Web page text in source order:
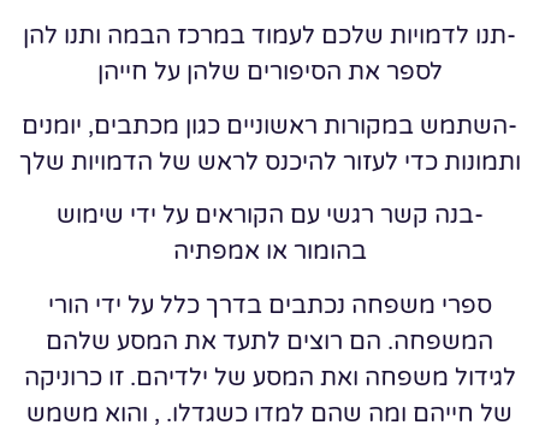
-תנו לדמויות שלכם לעמוד במרכז הבמה ותנו להן
לספר את הסיפורים שלהן על חייהן
-השתמש במקורות ראשוניים כגון מכתבים, יומנים
ותמונות כדי לעזור להיכנס לראש של הדמויות שלך
-בנה קשר רגשי עם הקוראים על ידי שימוש
בהומור או אמפתיה
ספרי משפחה נכתבים בדרך כלל על ידי הורי
המשפחה. הם רוצים לתעד את המסע שלהם
לגידול משפחה ואת המסע של ילדיהם. זו כרוניקה
של חייהם ומה שהם למדו כשגדלו. , והוא משמש